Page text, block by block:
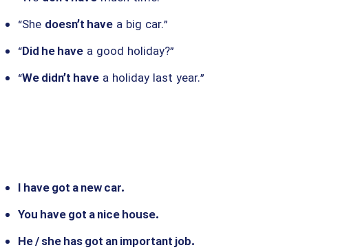
“She doesn’t have a big car.”
“Did he have a good holiday?”
“We didn’t have a holiday last year.”
I have got a new car.
You have got a nice house.
He / she has got an important job.